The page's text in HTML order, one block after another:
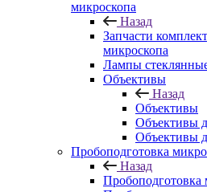
микроскопа
Назад
Запчасти
микроскопа
Лампы
Объективы
Назад
Объективы
Объективы
Объективы
Пробоподготовка
Назад
Пробоподготовка